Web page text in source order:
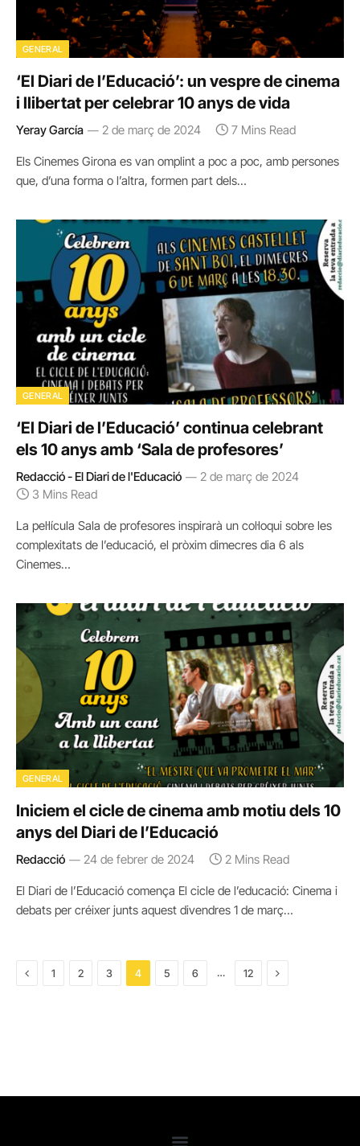
GENERAL
‘El Diari de l’Educació’: un vespre de cinema
i llibertat per celebrar 10 anys de vida
Yeray García 2 de març de 2024 7 Mins Read
Els Cinemes Girona es van omplint a poc a poc, amb persones
que, d’una forma o l’altra, formen part dels…
GENERAL
‘El Diari de l’Educació’ continua celebrant
els 10 anys amb ‘Sala de profesores’
Redacció - El Diari de l'Educació
2 de març de 2024
3 Mins Read
La pel·lícula Sala de profesores inspirarà un col·loqui sobre les
complexitats de l’educació, el pròxim dimecres dia 6 als
Cinemes…
GENERAL
Iniciem el cicle de cinema amb motiu dels 10
anys del Diari de l’Educació
Redacció 24 de febrer de 2024 2 Mins Read
El Diari de l’Educació comença El cicle de l’educació: Cinema i
debats per créixer junts aquest divendres 1 de març…
Previous
1 2 3 4 5 6 … 12 Next